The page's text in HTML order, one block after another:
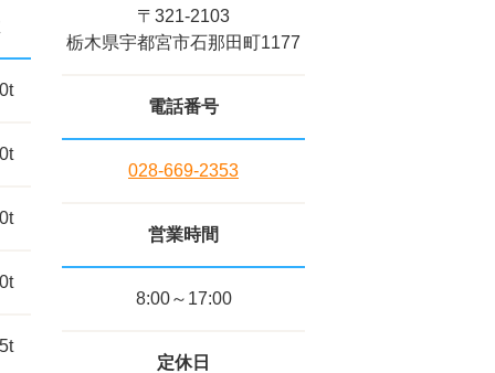
〒321-2103
栃木県宇都宮市石那田町1177
電話番号
028-669-2353
営業時間
8:00～17:00
定休日